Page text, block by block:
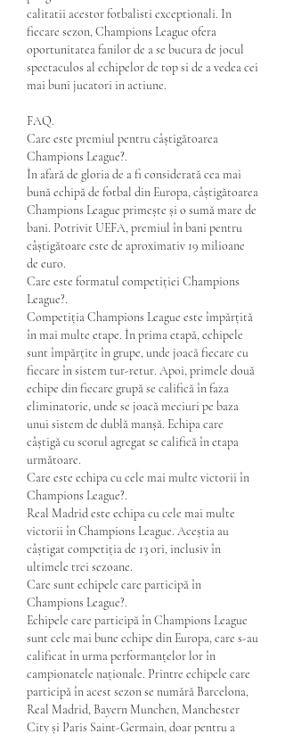
calitatii acestor fotbalisti exceptionali. In
fiecare sezon, Champions League ofera
oportunitatea fanilor de a se bucura de jocul
spectaculos al echipelor de top si de a vedea cei
mai buni jucatori in actiune.
FAQ.
Care este premiul pentru câștigătoarea
Champions League?.
În afară de gloria de a fi considerată cea mai
bună echipă de fotbal din Europa, câștigătoarea
Champions League primește și o sumă mare de
bani. Potrivit UEFA, premiul în bani pentru
câștigătoare este de aproximativ 19 milioane
de euro.
Care este formatul competiției Champions
League?.
Competiția Champions League este împărțită
în mai multe etape. În prima etapă, echipele
sunt împărțite în grupe, unde joacă fiecare cu
fiecare în sistem tur-retur. Apoi, primele două
echipe din fiecare grupă se califică în faza
eliminatorie, unde se joacă meciuri pe baza
unui sistem de dublă manșă. Echipa care
câștigă cu scorul agregat se califică în etapa
următoare.
Care este echipa cu cele mai multe victorii în
Champions League?.
Real Madrid este echipa cu cele mai multe
victorii în Champions League. Aceștia au
câștigat competiția de 13 ori, inclusiv în
ultimele trei sezoane.
Care sunt echipele care participă în
Champions League?.
Echipele care participă în Champions League
sunt cele mai bune echipe din Europa, care s-au
calificat în urma performanțelor lor în
campionatele naționale. Printre echipele care
participă în acest sezon se numără Barcelona,
Real Madrid, Bayern Munchen, Manchester
City și Paris Saint-Germain, doar pentru a